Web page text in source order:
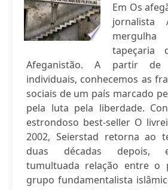
Em Os
jornalista
tapeçaria
Afeganistão. A partir de
individuais, conhecemos as
sociais de um país marcado
pela luta pela liberdade.
estrondoso best-seller O
2002, Seierstad retorna ao
duas décadas depois,
tumultuada relação entre o
grupo fundamentalista